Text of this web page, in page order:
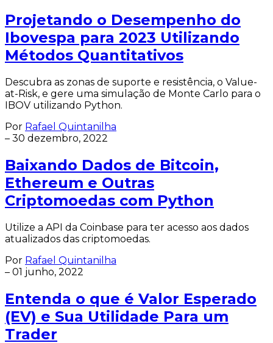
Projetando o Desempenho do
Ibovespa para 2023 Utilizando
Métodos Quantitativos
Descubra as zonas de suporte e resistência, o Value-
at-Risk, e gere uma simulação de Monte Carlo para o
IBOV utilizando Python.
Por Rafael Quintanilha
– 30 dezembro, 2022
Baixando Dados de Bitcoin,
Ethereum e Outras
Criptomoedas com Python
Utilize a API da Coinbase para ter acesso aos dados
atualizados das criptomoedas.
Por Rafael Quintanilha
– 01 junho, 2022
Entenda o que é Valor Esperado
(EV) e Sua Utilidade Para um
Trader